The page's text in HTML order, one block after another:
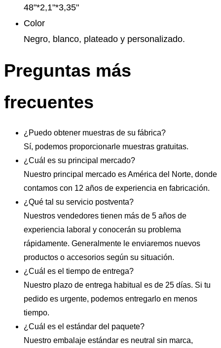
48"*2,1"*3,35"
Color
Negro, blanco, plateado y personalizado.
Preguntas más
frecuentes
¿Puedo obtener muestras de su fábrica?
Sí, podemos proporcionarle muestras gratuitas.
¿Cuál es su principal mercado?
Nuestro principal mercado es América del Norte, donde
contamos con 12 años de experiencia en fabricación.
¿Qué tal su servicio postventa?
Nuestros vendedores tienen más de 5 años de
experiencia laboral y conocerán su problema
rápidamente. Generalmente le enviaremos nuevos
productos o accesorios según su situación.
¿Cuál es el tiempo de entrega?
Nuestro plazo de entrega habitual es de 25 días. Si tu
pedido es urgente, podemos entregarlo en menos
tiempo.
¿Cuál es el estándar del paquete?
Nuestro embalaje estándar es neutral sin marca,